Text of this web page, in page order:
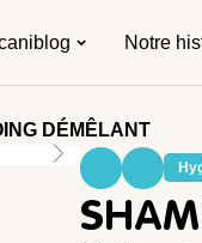
Notre
DÉMÊLANT